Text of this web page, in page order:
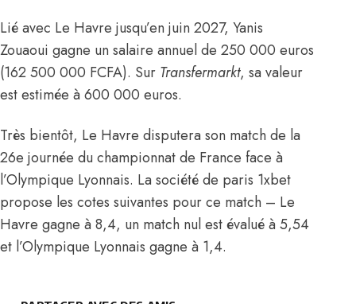
Lié avec Le Havre jusqu’en juin 2027, Yanis
Zouaoui gagne un salaire annuel de 250 000 euros
(162 500 000 FCFA). Sur Transfermarkt, sa valeur
est estimée à 600 000 euros.
Très bientôt, Le Havre disputera son match de la
26e journée du championnat de France face à
l’Olympique Lyonnais. La société de paris 1xbet
propose les cotes suivantes pour ce match – Le
Havre gagne à 8,4, un match nul est évalué à 5,54
et l’Olympique Lyonnais gagne à 1,4.